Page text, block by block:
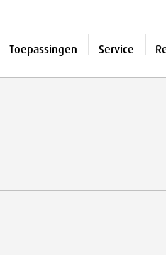
Toepassingen Service